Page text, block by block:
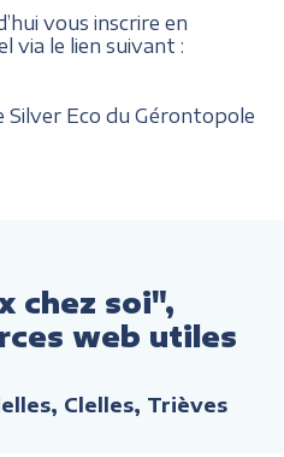
vous inscrire en
via le lien suivant :
Silver Eco du Gérontopole
chez soi",
web utiles
Clelles, Trièves